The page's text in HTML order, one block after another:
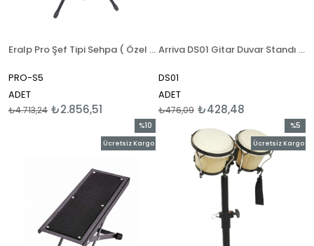
Eralp Pro Şef Tipi Sehpa ( Özel Seri )
PRO-S5
ADET
₺2.856,51
₺4.713,24
Arriva DS01 Gitar Duvar Standı ( Gitar Askısı )
DS01
ADET
₺428,48
₺476,09
%10
İndirim
%10İndirim
Ücretsiz Kargo
%5
İndirim
Ücretsiz Kargo